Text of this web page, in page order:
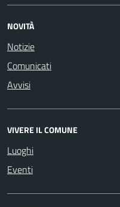
NOVITÀ
Notizie
Comunicati
Avvisi
VIVERE IL COMUNE
Luoghi
Eventi